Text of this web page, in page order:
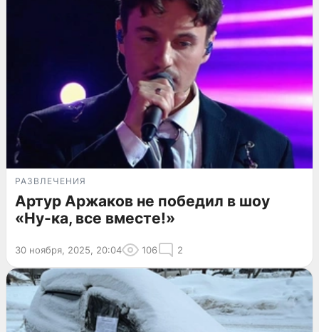
РАЗВЛЕЧЕНИЯ
Артур Аржаков не победил в шоу
«Ну-ка, все вместе!»
30 ноября, 2025, 20:04 106 2